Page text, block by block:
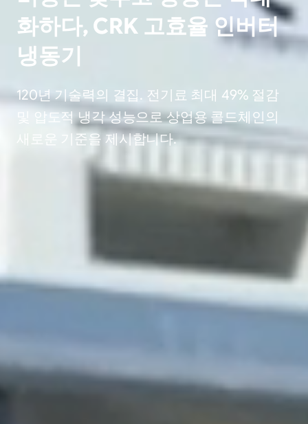
화하다, CRK 고효율 인버터
냉동기
120년 기술력의 결집. 전기료 최대 49% 절감
및 압도적 냉각 성능으로 상업용 콜드체인의
새로운 기준을 제시합니다.